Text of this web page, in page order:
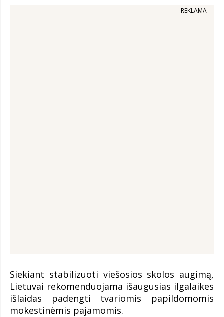
REKLAMA
Siekiant stabilizuoti viešosios skolos augimą,
Lietuvai rekomenduojama išaugusias ilgalaikes
išlaidas padengti tvariomis papildomomis
mokestinėmis pajamomis.